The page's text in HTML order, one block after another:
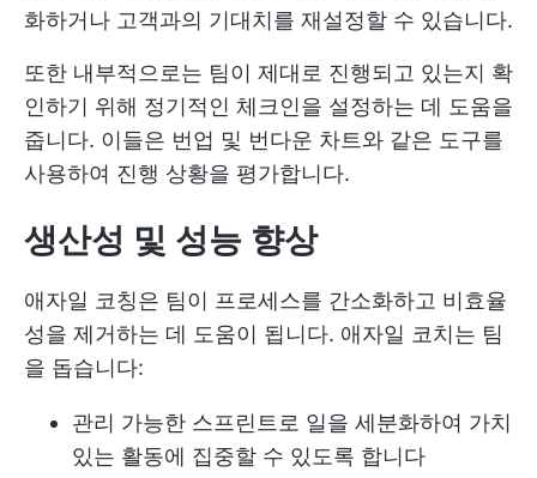
화하거나 고객과의 기대치를 재설정할 수 있습니다.
또한 내부적으로는 팀이 제대로 진행되고 있는지 확
인하기 위해 정기적인 체크인을 설정하는 데 도움을
줍니다. 이들은 번업 및 번다운 차트와 같은 도구를
사용하여 진행 상황을 평가합니다.
생산성 및 성능 향상
애자일 코칭은 팀이 프로세스를 간소화하고 비효율
성을 제거하는 데 도움이 됩니다. 애자일 코치는 팀
을 돕습니다:
관리 가능한 스프린트로 일을 세분화하여 가치
있는 활동에 집중할 수 있도록 합니다